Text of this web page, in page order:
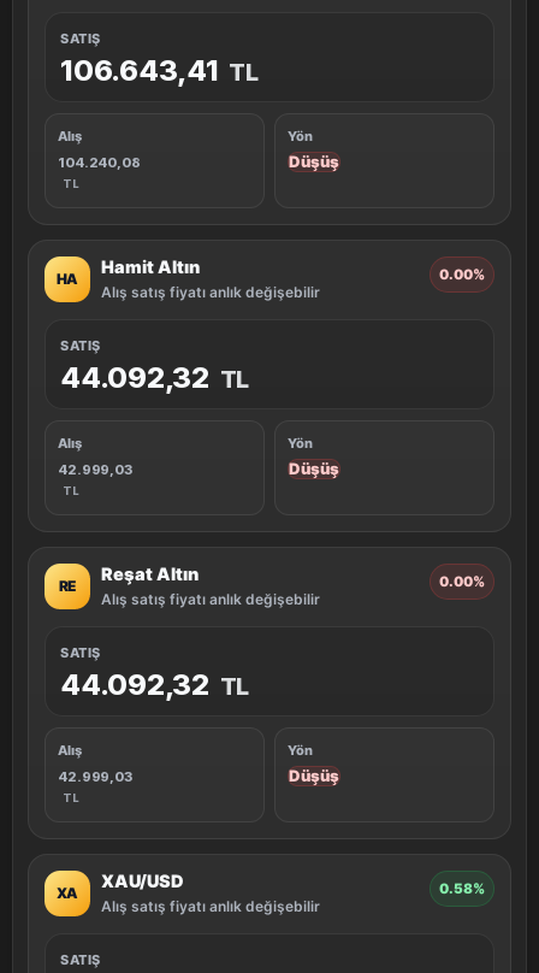
SATIŞ
106.643,41 TL
Alış
104.240,08
TL
Yön
Düşüş
HA
Hamit Altın
Alış satış fiyatı anlık değişebilir
0.00%
SATIŞ
44.092,32 TL
Alış
42.999,03
TL
Yön
Düşüş
RE
Reşat Altın
Alış satış fiyatı anlık değişebilir
0.00%
SATIŞ
44.092,32 TL
Alış
42.999,03
TL
Yön
Düşüş
XA
XAU/USD
Alış satış fiyatı anlık değişebilir
0.58%
SATIŞ